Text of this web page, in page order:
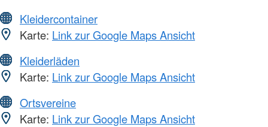
Kleidercontainer
Karte: Link zur Google Maps Ansicht
Kleiderläden
Karte: Link zur Google Maps Ansicht
Ortsvereine
Karte: Link zur Google Maps Ansicht